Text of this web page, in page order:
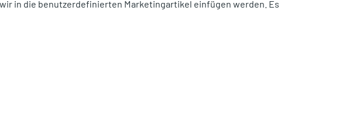
in die benutzerdefinierten Marketingartikel einfügen werden. Es